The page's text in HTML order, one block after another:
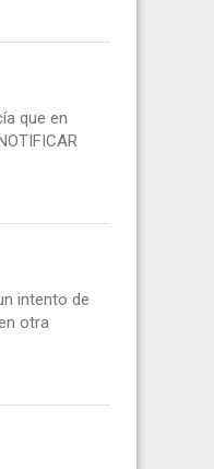
que en
intento de
otra